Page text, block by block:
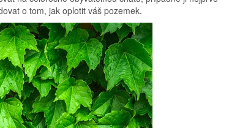
o tom, jak oplotit váš pozemek.